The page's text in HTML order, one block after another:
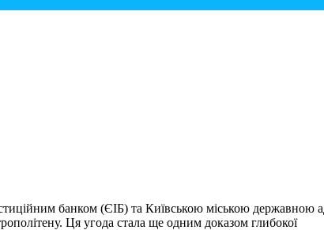
банком (ЄІБ) та Київською міською державною
Ця угода стала ще одним доказом глибокої